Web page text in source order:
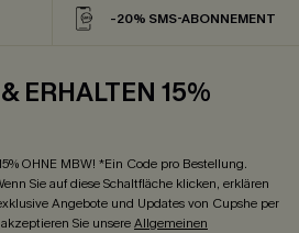
-20% SMS-ABONNEMENT
ERHALTEN 15%
OHNE MBW! *Ein Code pro Bestellung.
Sie auf diese Schaltfläche klicken, erklären
Angebote und Updates von Cupshe per
Sie unsereAllgemeinen